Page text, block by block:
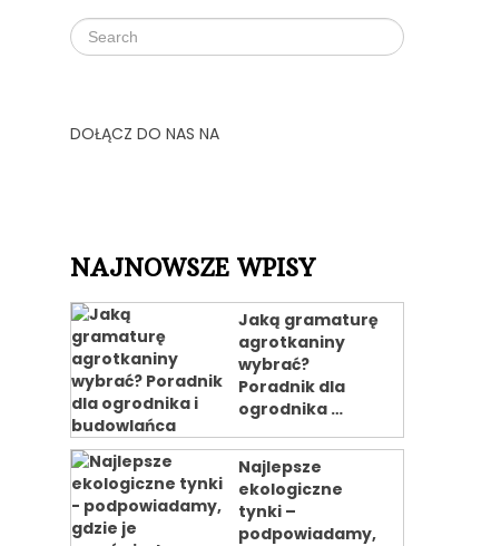
DOŁĄCZ DO NAS NA
NAJNOWSZE WPISY
Jaką gramaturę
agrotkaniny
wybrać?
Poradnik dla
ogrodnika …
Najlepsze
ekologiczne
tynki –
podpowiadamy,